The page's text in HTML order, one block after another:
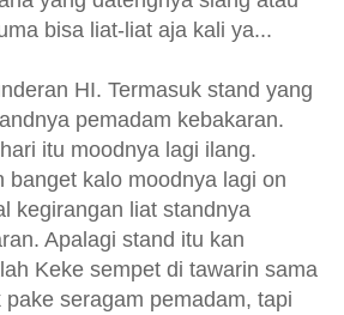
bisa liat-liat aja kali ya...
HI. Termasuk stand yang
pemadam kebakaran.
itu moodnya lagi ilang.
banget kalo moodnya lagi on
kegirangan liat standnya
Apalagi stand itu kan
Keke sempet di tawarin sama
seragam pemadam, tapi